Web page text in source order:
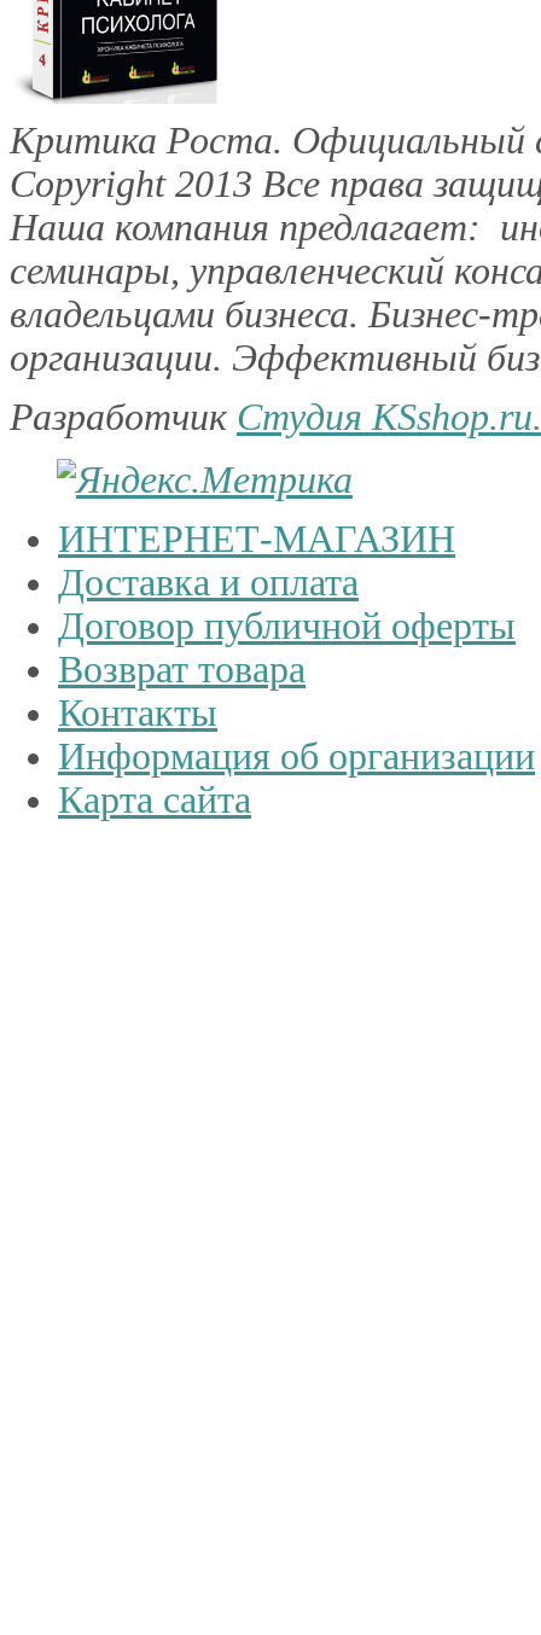
Критика Роста. Официальный
Copyright 2013 Все права
Наша компания предлагает:
семинары, управленческий
владельцами бизнеса. Бизнес-
организации. Эффективный
Разработчик Студия KSshop.ru.
ИНТЕРНЕТ-МАГАЗИН
Доставка и оплата
Договор публичной оферты
Возврат товара
Контакты
Информация об организации
Карта сайта